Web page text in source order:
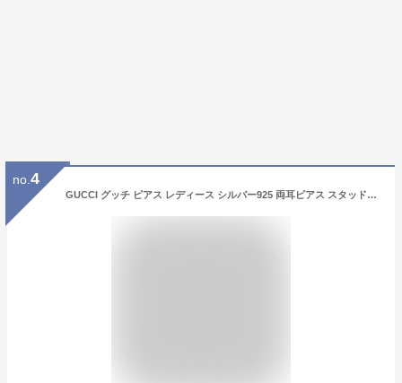
no. 4
GUCCI グッチ ピアス レディース シルバー925 両耳ピアス スタッドピアス おしゃれ ロゴ ブランド ジュエリー 誕生日 結婚式 結婚記念日 プレゼント 妻 彼女ギフト シルバーアクセサリー 成人 卒業 入学